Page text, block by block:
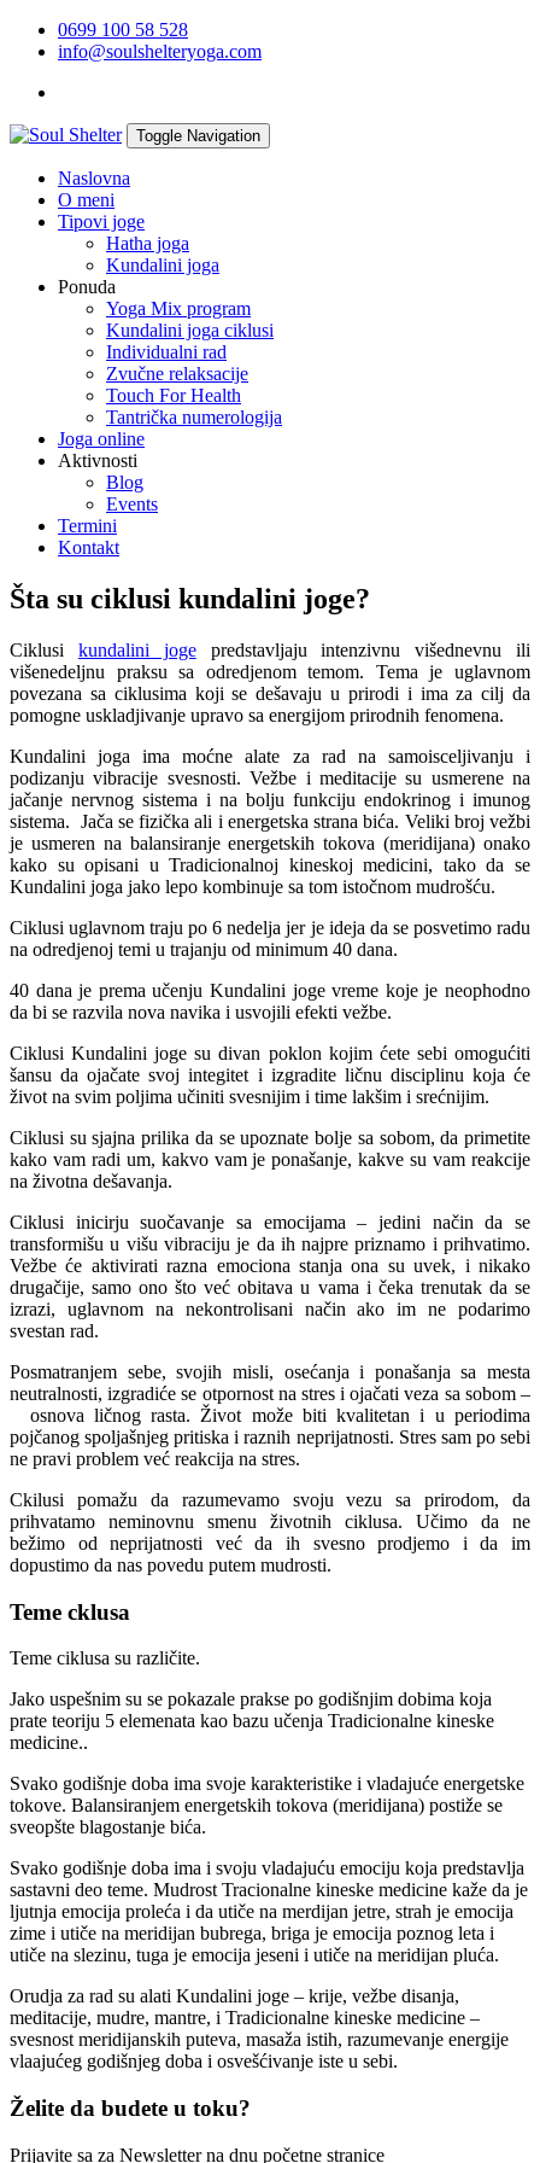
0699 100 58 528
info@soulshelteryoga.com
Toggle Navigation
Naslovna
O meni
Tipovi joge
Hatha joga
Kundalini joga
Ponuda
Yoga Mix program
Kundalini joga ciklusi
Individualni rad
Zvučne relaksacije
Touch For Health
Tantrička numerologija
Joga online
Aktivnosti
Blog
Events
Termini
Kontakt
Šta su ciklusi kundalini joge?
Ciklusi kundalini jogepredstavljaju intenzivnu višednevnu ili
višenedeljnu praksu sa odredjenom temom. Tema je uglavnom
povezana sa ciklusima koji se dešavaju u prirodi i ima za cilj da
pomogne uskladjivanje upravo sa energijom prirodnih fenomena.
Kundalini joga ima moćne alate za rad na samoisceljivanju i
podizanju vibracije svesnosti. Vežbe i meditacije su usmerene na
jačanje nervnog sistema i na bolju funkciju endokrinog i imunog
sistema. Jača se fizička ali i energetska strana bića. Veliki broj vežbi
je usmeren na balansiranje energetskih tokova (meridijana) onako
kako su opisani u Tradicionalnoj kineskoj medicini, tako da se
Kundalini joga jako lepo kombinuje sa tom istočnom mudrošću.
Ciklusi uglavnom traju po 6 nedelja jer je ideja da se posvetimo radu
na odredjenoj temi u trajanju od minimum 40 dana.
40 dana je prema učenju Kundalini joge vreme koje je neophodno
da bi se razvila nova navika i usvojili efekti vežbe.
Ciklusi Kundalini joge su divan poklon kojim ćete sebi omogućiti
šansu da ojačate svoj integitet i izgradite ličnu disciplinu koja će
život na svim poljima učiniti svesnijim i time lakšim i srećnijim.
Ciklusi su sjajna prilika da se upoznate bolje sa sobom, da primetite
kako vam radi um, kakvo vam je ponašanje, kakve su vam reakcije
na životna dešavanja.
Ciklusi inicirju suočavanje sa emocijama – jedini način da se
transformišu u višu vibraciju je da ih najpre priznamo i prihvatimo.
Vežbe će aktivirati razna emociona stanja ona su uvek, i nikako
drugačije, samo ono što već obitava u vama i čeka trenutak da se
izrazi, uglavnom na nekontrolisani način ako im ne podarimo
svestan rad.
Posmatranjem sebe, svojih misli, osećanja i ponašanja sa mesta
neutralnosti, izgradiće se otpornost na stres i ojačati veza sa sobom –
osnova ličnog rasta. Život može biti kvalitetan i u periodima
pojčanog spoljašnjeg pritiska i raznih neprijatnosti. Stres sam po sebi
ne pravi problem već reakcija na stres.
Ckilusi pomažu da razumevamo svoju vezu sa prirodom, da
prihvatamo neminovnu smenu životnih ciklusa. Učimo da ne
bežimo od neprijatnosti već da ih svesno prodjemo i da im
dopustimo da nas povedu putem mudrosti.
Teme cklusa
Teme ciklusa su različite.
Jako uspešnim su se pokazale prakse po godišnjim dobima koja
prate teoriju 5 elemenata kao bazu učenja Tradicionalne kineske
medicine..
Svako godišnje doba ima svoje karakteristike i vladajuće energetske
tokove. Balansiranjem energetskih tokova (meridijana) postiže se
sveopšte blagostanje bića.
Svako godišnje doba ima i svoju vladajuću emociju koja predstavlja
sastavni deo teme. Mudrost Tracionalne kineske medicine kaže da je
ljutnja emocija proleća i da utiče na merdijan jetre, strah je emocija
zime i utiče na meridijan bubrega, briga je emocija poznog leta i
utiče na slezinu, tuga je emocija jeseni i utiče na meridijan pluća.
Orudja za rad su alati Kundalini joge – krije, vežbe disanja,
meditacije, mudre, mantre, i Tradicionalne kineske medicine –
svesnost meridijanskih puteva, masaža istih, razumevanje energije
vlaajućeg godišnjeg doba i osvešćivanje iste u sebi.
Želite da budete u toku?
Prijavite sa za Newsletter na dnu početne stranice